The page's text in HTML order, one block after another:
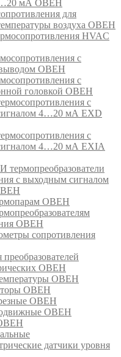
мА ОВЕН
для
воздуха ОВЕН
HVAC
с
ОВЕН
с
головкой ОВЕН
с
4…20 мА EXD
с
4…20 мА EXIA
с выходным сигналом
ОВЕН
ОВЕН
сопротивления
ОВЕН
ОВЕН
ОВЕН
ОВЕН
ОВЕН
датчики уровня